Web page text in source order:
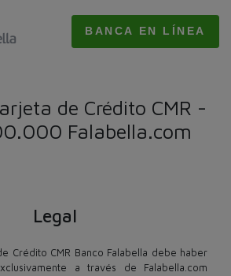
BANCA EN LÍNEA
de Crédito CMR -
Falabella.com
Legal
Crédito CMR Banco Falabella debe haber
a través de Falabella.com